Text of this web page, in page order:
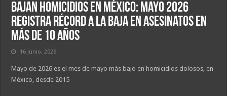
Bajan Homicidios en México: Mayo 2026
Registra Récord a la Baja en Asesinatos en
Más de 10 Años
16 junio, 2026
Mayo de 2026 es el mes de mayo más bajo en homicidios dolosos, en
México, desde 2015